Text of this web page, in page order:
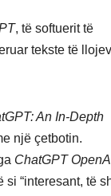
, të softuerit të
tekste të
An In-Depth
një çetbotin.
ChatGPT
“interesant, të